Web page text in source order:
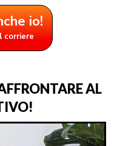
io!
corriere
AL